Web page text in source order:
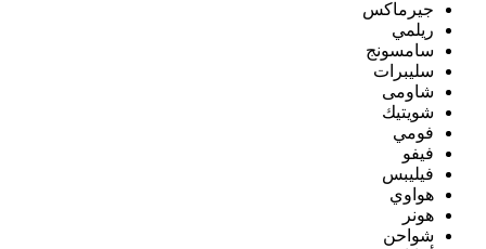
جيرماكس
ريلمي
سامسونج
سليبرات
شاومى
شويتيك
فومي
فيفو
فيليبس
هواوي
هونر
شواحن